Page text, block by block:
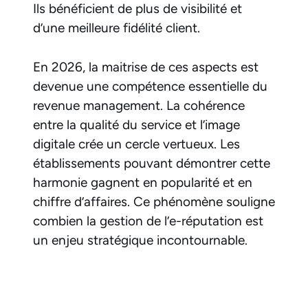
Ils bénéficient de plus de visibilité et
d’une meilleure fidélité client.
En 2026, la maitrise de ces aspects est
devenue une compétence essentielle du
revenue management. La cohérence
entre la qualité du service et l’image
digitale crée un cercle vertueux. Les
établissements pouvant démontrer cette
harmonie gagnent en popularité et en
chiffre d’affaires. Ce phénomène souligne
combien la gestion de l’e-réputation est
un enjeu stratégique incontournable.